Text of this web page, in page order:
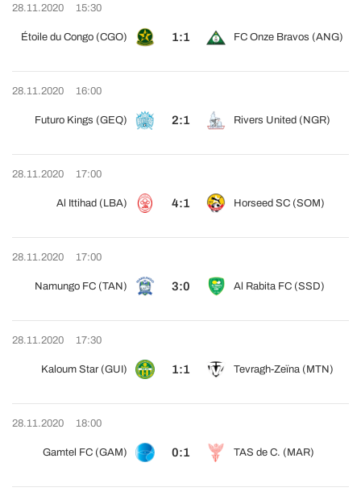
28.11.2020 15:30
Étoile du Congo (CGO) 1:1 FC Onze Bravos (ANG)
28.11.2020 16:00
Futuro Kings (GEQ) 2:1 Rivers United (NGR)
28.11.2020 17:00
Al Ittihad (LBA) 4:1 Horseed SC (SOM)
28.11.2020 17:00
Namungo FC (TAN) 3:0 Al Rabita FC (SSD)
28.11.2020 17:30
Kaloum Star (GUI) 1:1 Tevragh-Zeïna (MTN)
28.11.2020 18:00
Gamtel FC (GAM) 0:1 TAS de C. (MAR)